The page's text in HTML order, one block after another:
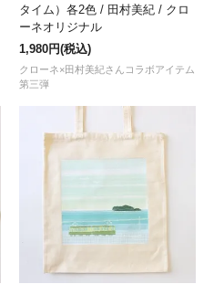
タイム）各2色 / 田村美紀 / クロ
ーネオリジナル
1,980円(税込)
クローネ×田村美紀さんコラボアイテム
第三弾